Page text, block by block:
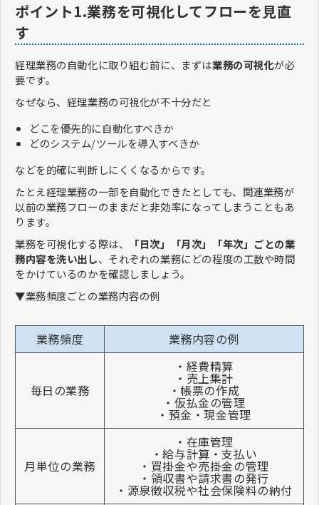
ポイント1.業務を可視化してフローを見直
す
経理業務の自動化に取り組む前に、まずは業務の可視化が必
要です。
なぜなら、経理業務の可視化が不十分だと
どこを優先的に自動化すべきか
どのシステム/ツールを導入すべきか
などを的確に判断しにくくなるからです。
たとえ経理業務の一部を自動化できたとしても、関連業務が
以前の業務フローのままだと非効率になってしまうこともあ
ります。
業務を可視化する際は、
「日次」「月次」「年次」ごとの業
務内容を洗い出し、それぞれの業務にどの程度の工数や時間
をかけているのかを確認しましょう。
▼業務頻度ごとの業務内容の例
業務頻度 業務内容の例
毎日の業務
・経費精算
・売上集計
・帳票の作成
・仮払金の管理
・預金・現金管理
月単位の業務
・在庫管理
・給与計算・支払い
・買掛金や売掛金の管理
・領収書や請求書の発行
・源泉徴収税や社会保険料の納付